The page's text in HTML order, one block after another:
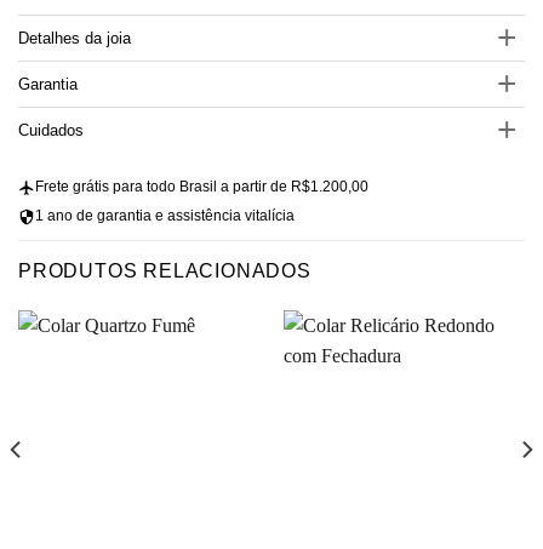
Detalhes da joia
Garantia
Cuidados
Frete grátis para todo Brasil a partir de R$1.200,00
1 ano de garantia e assistência vitalícia
PRODUTOS RELACIONADOS